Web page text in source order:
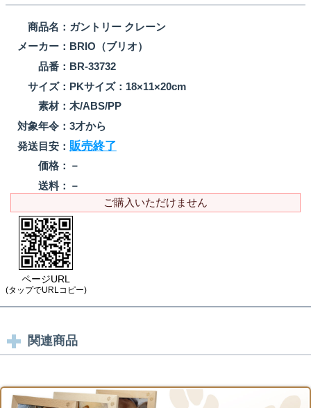
商品名： ガントリー クレーン
メーカー： BRIO（ブリオ）
品番： BR-33732
サイズ： PKサイズ：18×11×20cm
素材： 木/ABS/PP
対象年令： 3才から
発送目安： 販売終了
価格： －
送料： －
ご購入いただけません
ページURL
(タップでURLコピー)
関連商品